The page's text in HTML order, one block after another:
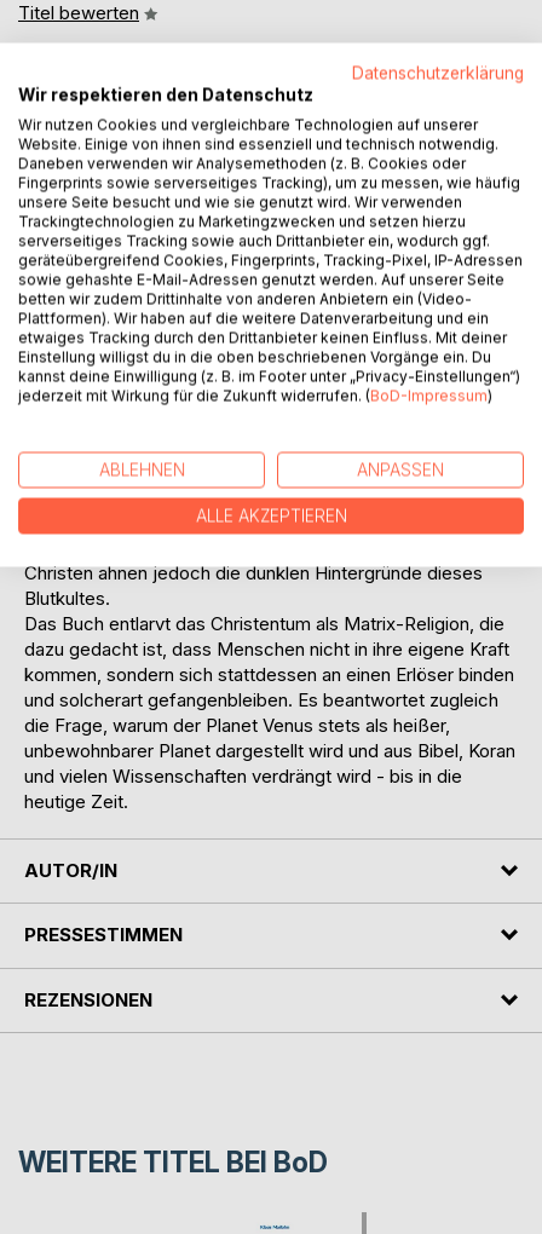
Titel bewerten
BESCHREIBUNG
Dieses Buch handelt von der Entstehung des Christentums,
dieser Erlöserreligion, die ohne den Fall Luzifers
unvorstellbar wäre. Es ist sein erfundener Fall, der in
Wahrheit kein Sturz aus dem Himmel war, sondern die
Landung eines Raumschiffs mit Venusianern. Sie nahmen
sich irdische Frauen und zeugten gewalttätige Riesen,
Erlöserreligionen, und zu der Erfindung des angeblichen
Erlösers Jesus Christus, an den sich die Menschen bis
heute klammern, glaubend, dass sein am Kreuz
Christen ahnen jedoch die dunklen Hintergründe dieses
Blutkultes.
Das Buch entlarvt das Christentum als Matrix-Religion, die
dazu gedacht ist, dass Menschen nicht in ihre eigene Kraft
kommen, sondern sich stattdessen an einen Erlöser binden
und solcherart gefangenbleiben. Es beantwortet zugleich
die Frage, warum der Planet Venus stets als heißer,
unbewohnbarer Planet dargestellt wird und aus Bibel, Koran
und vielen Wissenschaften verdrängt wird - bis in die
heutige Zeit.
AUTOR/IN
PRESSESTIMMEN
REZENSIONEN
WEITERE TITEL BEI BoD
Datenschutzerklärung
Wir respektieren den Datenschutz
Wir nutzen Cookies und vergleichbare Technologien auf unserer
Website. Einige von ihnen sind essenziell und technisch notwendig.
Daneben verwenden wir Analysemethoden (z. B. Cookies oder
Fingerprints sowie serverseitiges Tracking), um zu messen, wie häufig
unsere Seite besucht und wie sie genutzt wird. Wir verwenden
Trackingtechnologien zu Marketingzwecken und setzen hierzu
serverseitiges Tracking sowie auch Drittanbieter ein, wodurch ggf.
geräteübergreifend Cookies, Fingerprints, Tracking-Pixel, IP-Adressen
sowie gehashte E-Mail-Adressen genutzt werden. Auf unserer Seite
betten wir zudem Drittinhalte von anderen Anbietern ein (Video-
Plattformen). Wir haben auf die weitere Datenverarbeitung und ein
etwaiges Tracking durch den Drittanbieter keinen Einfluss. Mit deiner
Einstellung willigst du in die oben beschriebenen Vorgänge ein. Du
kannst deine Einwilligung (z. B. im Footer unter „Privacy-Einstellungen“)
jederzeit mit Wirkung für die Zukunft widerrufen. (BoD-Impressum)
ABLEHNEN ANPASSEN
ALLE AKZEPTIEREN